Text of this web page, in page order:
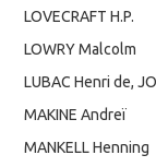
LOVECRAFT H.P.
LOWRY Malcolm
LUBAC Henri de,
MAKINE Andreï
MANKELL Henning